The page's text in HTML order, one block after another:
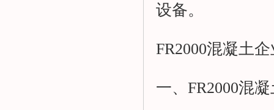
设备。
FR2000混凝土
一、FR2000混